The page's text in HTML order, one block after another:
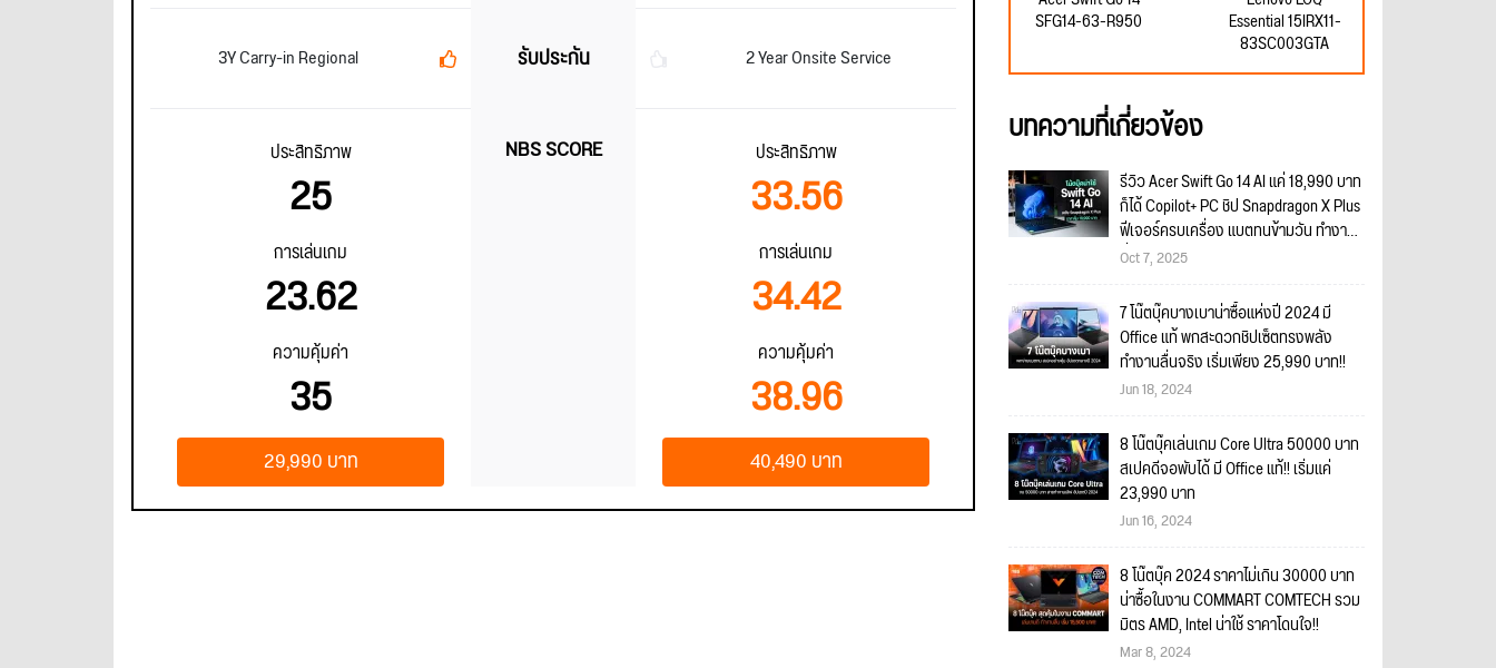
รับประกัน
3Y Carry-in Regional 2 Year Onsite Service
NBS SCORE
ประสิทธิภาพ
25
การเล่นเกม
23.62
ความคุ้มค่า
35
ประสิทธิภาพ
33.56
การเล่นเกม
34.42
ความคุ้มค่า
38.96
29,990 บาท 40,490 บาท
SFG14-63-R950 Essential 15IRX11-
83SC003GTA
บทความที่เกี่ยวข้อง
รีวิว Acer Swift Go 14 AI แค่ 18,990 บาท
ก็ได้ Copilot+ PC ชิป Snapdragon X Plus
ฟีเจอร์ครบเครื่อง แบตทนข้ามวัน ทำงาน
ลื่นไหลไร้ปัญหา!!
Oct 7, 2025
7 โน๊ตบุ๊คบางเบาน่าซื้อแห่งปี 2024 มี
Office แท้ พกสะดวกชิปเซ็ตทรงพลัง
ทำงานลื่นจริง เริ่มเพียง 25,990 บาท!!
Jun 18, 2024
8 โน๊ตบุ๊คเล่นเกม Core Ultra 50000 บาท
สเปคดีจอพับได้ มี Office แท้!! เริ่มแค่
23,990 บาท
Jun 16, 2024
8 โน๊ตบุ๊ค 2024 ราคาไม่เกิน 30000 บาท
น่าซื้อในงาน COMMART COMTECH รวม
มิตร AMD, Intel น่าใช้ ราคาโดนใจ!!
Mar 8, 2024